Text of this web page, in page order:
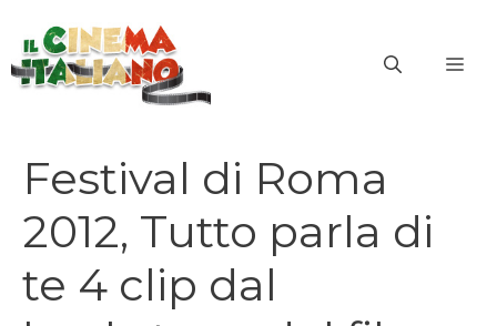
contenuto
Festival di Roma
2012, Tutto parla di
te 4 clip dal